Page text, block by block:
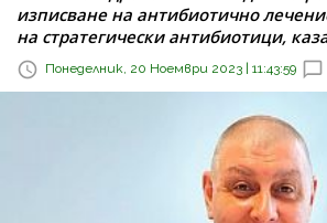
изписване на антибиотично
на стратегически антибиотици,
Понеделник, 20 Ноември 2023 | 11:43:59